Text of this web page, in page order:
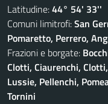
Latitudine:44° 54' 33''
Comuni limitrofi:San
Pomaretto, Perrero,
Frazioni e borgate:
Clotti, Ciaurenchi,
Lussie, Pellenchi,
Tornini